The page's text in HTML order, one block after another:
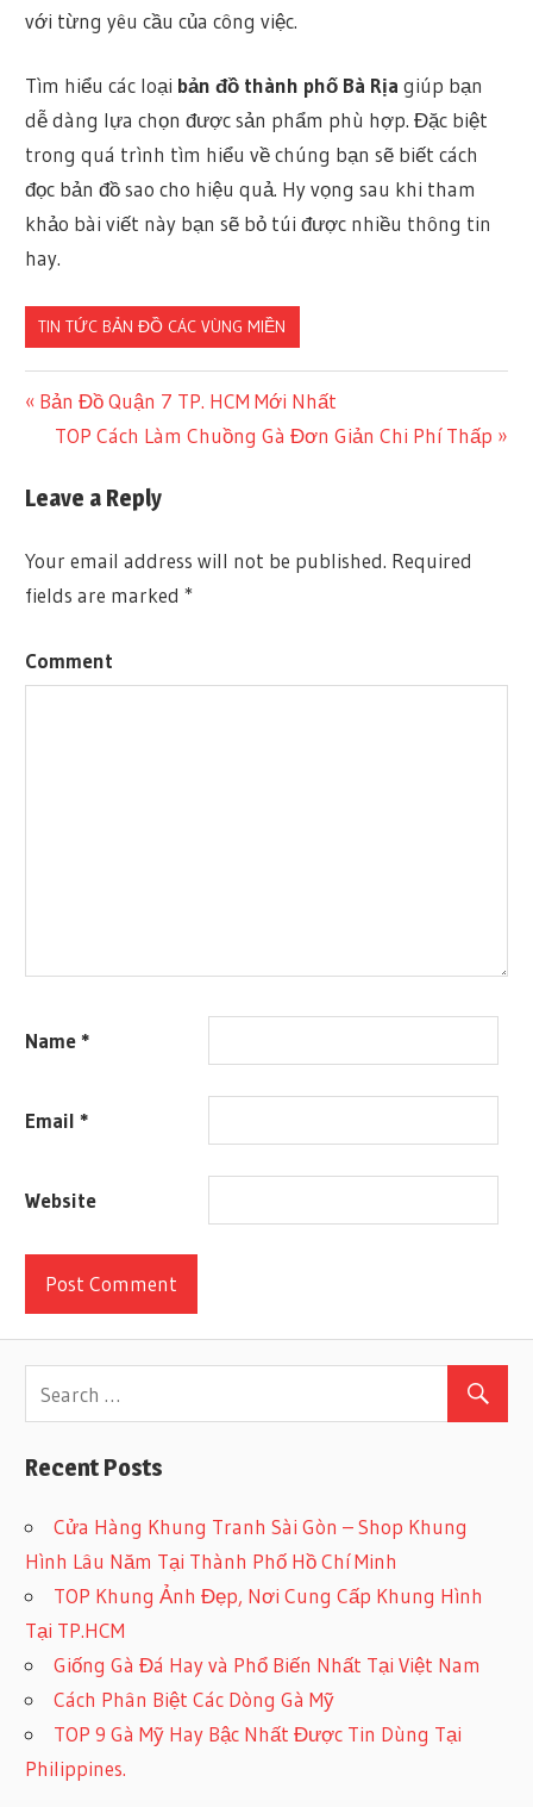
với từng yêu cầu của công việc.
Tìm hiểu các loại bản đồ thành phố Bà Rịa giúp bạn
dễ dàng lựa chọn được sản phẩm phù hợp. Đặc biệt
trong quá trình tìm hiểu về chúng bạn sẽ biết cách
đọc bản đồ sao cho hiệu quả. Hy vọng sau khi tham
khảo bài viết này bạn sẽ bỏ túi được nhiều thông tin
hay.
TIN TỨC BẢN ĐỒ CÁC VÙNG MIỀN
Post
navigation
Previous
Post:
Bản Đồ Quận 7 TP. HCM Mới Nhất
Next
TOP Cách Làm Chuồng Gà Đơn Giản Chi Phí Thấp
Leave a Reply
Your email address will not be published. Required
fields are marked*
Comment
Name *
Email *
Website
Recent Posts
Cửa Hàng Khung Tranh Sài Gòn – Shop Khung
Hình Lâu Năm Tại Thành Phố Hồ Chí Minh
TOP Khung Ảnh Đẹp, Nơi Cung Cấp Khung Hình
Tại TP.HCM
Giống Gà Đá Hay và Phổ Biến Nhất Tại Việt Nam
Cách Phân Biệt Các Dòng Gà Mỹ
TOP 9 Gà Mỹ Hay Bậc Nhất Được Tin Dùng Tại
Philippines.